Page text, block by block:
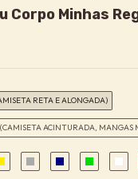
Corpo Minhas
RETA E ALONGADA)
ACINTURADA, MANGAS